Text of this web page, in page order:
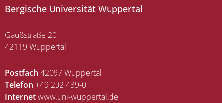
Bergische Universität Wuppertal
Gaußstraße 20
42119 Wuppertal
Postfach 42097 Wuppertal
Telefon +49 202 439-0
Internetwww.uni-wuppertal.de